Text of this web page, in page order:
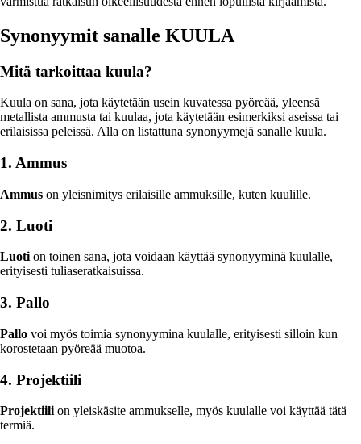
Synonyymit sanalle KUULA
Mitä tarkoittaa kuula?
Kuula on sana, jota käytetään usein kuvatessa pyöreää, yleensä
metallista ammusta tai kuulaa, jota käytetään esimerkiksi aseissa tai
erilaisissa peleissä. Alla on listattuna synonyymejä sanalle kuula.
1. Ammus
Ammus on yleisnimitys erilaisille ammuksille, kuten kuulille.
2. Luoti
Luoti on toinen sana, jota voidaan käyttää synonyyminä kuulalle,
erityisesti tuliaseratkaisuissa.
3. Pallo
Pallo voi myös toimia synonyymina kuulalle, erityisesti silloin kun
korostetaan pyöreää muotoa.
4. Projektiili
Projektiili on yleiskäsite ammukselle, myös kuulalle voi käyttää tätä
termiä.